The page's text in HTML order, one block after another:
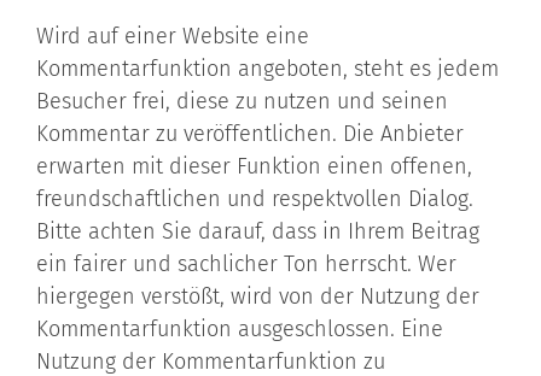
Wird auf einer Website eine
Kommentarfunktion angeboten, steht es jedem
Besucher frei, diese zu nutzen und seinen
Kommentar zu veröffentlichen. Die Anbieter
erwarten mit dieser Funktion einen offenen,
freundschaftlichen und respektvollen Dialog.
Bitte achten Sie darauf, dass in Ihrem Beitrag
ein fairer und sachlicher Ton herrscht. Wer
hiergegen verstößt, wird von der Nutzung der
Kommentarfunktion ausgeschlossen. Eine
Nutzung der Kommentarfunktion zu